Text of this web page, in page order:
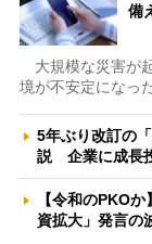
備
大規模な災害が
境が不安定になっ
5年ぶり改訂の
説 企業に成長
【令和のPKO
資拡大」発言